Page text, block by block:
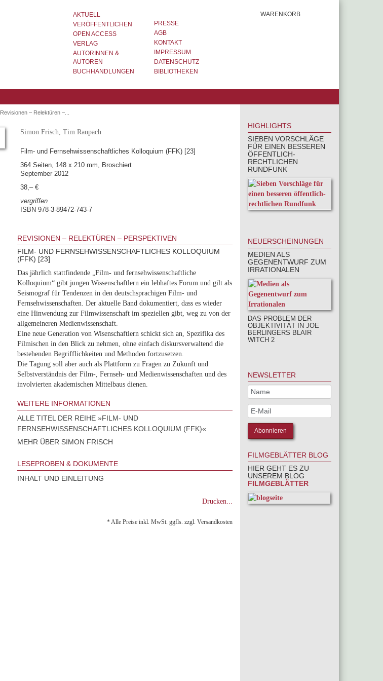
AKTUELL
VERÖFFENTLICHEN
OPEN ACCESS
VERLAG
AUTORINNEN &
AUTOREN
BUCHHANDLUNGEN
PRESSE
AGB
KONTAKT
IMPRESSUM
DATENSCHUTZ
BIBLIOTHEKEN
WARENKORB
Revisionen – Relektüren –...
Simon Frisch, Tim Raupach
Film- und Fernsehwissenschaftliches Kolloquium (FFK) [23]
364 Seiten, 148 x 210 mm, Broschiert
September 2012
38,– €
vergriffen
ISBN 978-3-89472-743-7
REVISIONEN – RELEKTÜREN – PERSPEKTIVEN
FILM- UND FERNSEHWISSENSCHAFTLICHES KOLLOQUIUM
(FFK) [23]
Das jährlich stattfindende „Film- und fernsehwissenschaftliche
Kolloquium“ gibt jungen Wissenschaftlern ein lebhaftes Forum und gilt als
Seismograf für Tendenzen in den deutschsprachigen Film- und
Fernsehwissenschaften. Der aktuelle Band dokumentiert, dass es wieder
eine Hinwendung zur Filmwissenschaft im speziellen gibt, weg zu von der
allgemeineren Medienwissenschaft.
Eine neue Generation von Wisenschaftlern schickt sich an, Spezifika des
Filmischen in den Blick zu nehmen, ohne einfach diskursverwaltend die
bestehenden Begrifflichkeiten und Methoden fortzusetzen.
Die Tagung soll aber auch als Plattform zu Fragen zu Zukunft und
Selbstverständnis der Film-, Fernseh- und Medienwissenschaften und des
involvierten akademischen Mittelbaus dienen.
WEITERE INFORMATIONEN
ALLE TITEL DER REIHE »FILM- UND
FERNSEHWISSENSCHAFTLICHES KOLLOQUIUM (FFK)«
MEHR ÜBER SIMON FRISCH
LESEPROBEN & DOKUMENTE
INHALT UND EINLEITUNG
Drucken...
* Alle Preise inkl. MwSt. ggfls. zzgl. Versandkosten
HIGHLIGHTS
SIEBEN VORSCHLÄGE
FÜR EINEN BESSEREN
ÖFFENTLICH-
RECHTLICHEN
RUNDFUNK
NEUERSCHEINUNGEN
MEDIEN ALS
GEGENENTWURF ZUM
IRRATIONALEN
DAS PROBLEM DER
OBJEKTIVITÄT IN JOE
BERLINGERS BLAIR
WITCH 2
NEWSLETTER
FILMGEBLÄTTER BLOG
HIER GEHT ES ZU
UNSEREM BLOG
FILMGEBLÄTTER